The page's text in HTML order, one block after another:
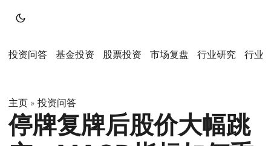
投资问答 基金投资 股票投资 市场复盘 行业研究 行业
主页 » 投资问答
停牌复牌后股价大幅跳